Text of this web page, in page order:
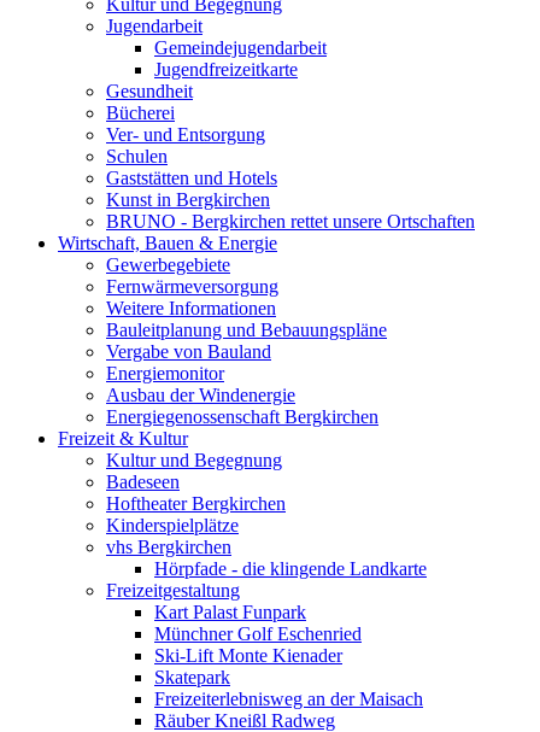
Kultur und Begegnung
Jugendarbeit
Gemeindejugendarbeit
Jugendfreizeitkarte
Gesundheit
Bücherei
Ver- und Entsorgung
Schulen
Gaststätten und Hotels
Kunst in Bergkirchen
BRUNO - Bergkirchen rettet unsere Ortschaften
Wirtschaft, Bauen & Energie
Gewerbegebiete
Fernwärmeversorgung
Weitere Informationen
Bauleitplanung und Bebauungspläne
Vergabe von Bauland
Energiemonitor
Ausbau der Windenergie
Energiegenossenschaft Bergkirchen
Freizeit & Kultur
Kultur und Begegnung
Badeseen
Hoftheater Bergkirchen
Kinderspielplätze
vhs Bergkirchen
Hörpfade - die klingende Landkarte
Freizeitgestaltung
Kart Palast Funpark
Münchner Golf Eschenried
Ski-Lift Monte Kienader
Skatepark
Freizeiterlebnisweg an der Maisach
Räuber Kneißl Radweg